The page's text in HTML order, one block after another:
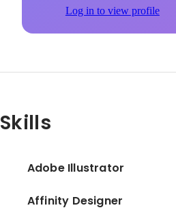
Log in to view profile
Skills
Adobe Illustrator
Affinity Designer